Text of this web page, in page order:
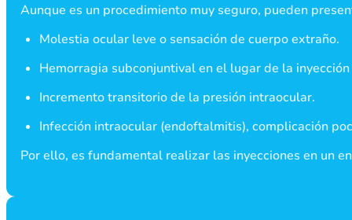
Aunque es un procedimiento muy seguro, pueden
Molestia ocular leve o sensación de cuerpo extraño.
Hemorragia subconjuntival en el lugar de la
Incremento transitorio de la presión intraocular.
Infección intraocular (endoftalmitis), complicación
Por ello, es fundamental realizar las inyecciones en un